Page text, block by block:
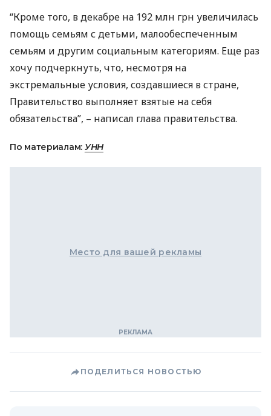
“Кроме того, в декабре на 192 млн грн увеличилась
помощь семьям с детьми, малообеспеченным
семьям и другим социальным категориям. Еще раз
хочу подчеркнуть, что, несмотря на
экстремальные условия, создавшиеся в стране,
Правительство выполняет взятые на себя
обязательства”, – написал глава правительства.
По материалам: УНН
Место для вашей рекламы
ПОДЕЛИТЬСЯ НОВОСТЬЮ